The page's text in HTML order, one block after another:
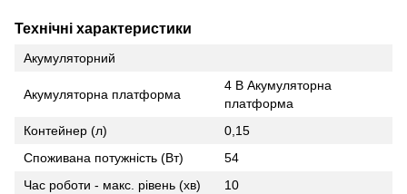
Технічні характеристики
Акумуляторний
Акумуляторна платформа
4 В Акумуляторна
платформа
Контейнер (л)
0,15
Споживана потужність (Вт)
54
Час роботи - макс. рівень (хв)
10